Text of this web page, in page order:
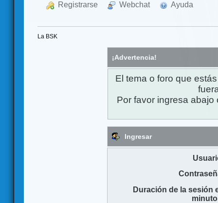
Registrarse Webchat Ayuda
La BSK
¡Advertencia!
El tema o foro que
Por favor ingresa
Ingresar
Duración de la sesión